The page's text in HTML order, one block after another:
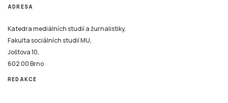
ADRESA
Katedra mediálních studií a žurnalistiky,
Fakulta sociálních studií MU,
Joštova 10,
602 00 Brno
REDAKCE